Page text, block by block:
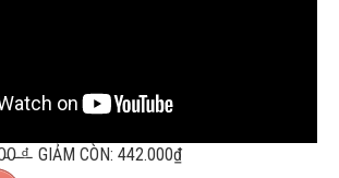
̵₫̵ GIẢM CÒN: 442.000₫